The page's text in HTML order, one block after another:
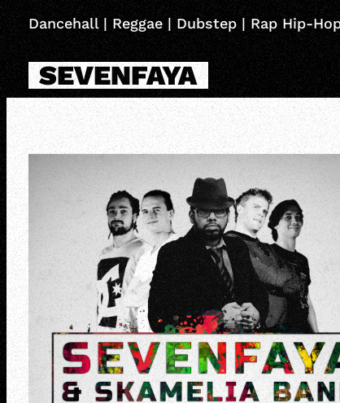
Skip
to
content
Dancehall | Reggae | Dubstep | Rap Hip-
SEVENFAYA